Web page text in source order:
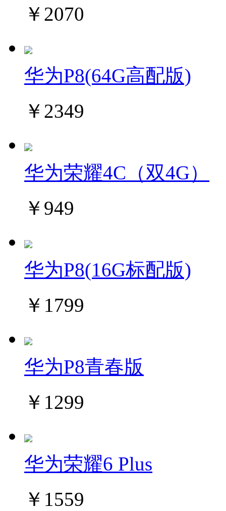
￥2070
华为P8(64G高配版)
￥2349
华为荣耀4C（双4G）
￥949
华为P8(16G标配版)
￥1799
华为P8青春版
￥1299
华为荣耀6 Plus
￥1559